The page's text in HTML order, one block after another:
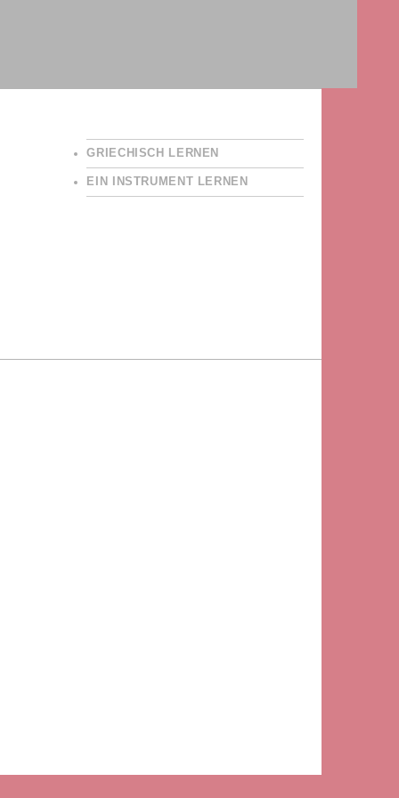
GRIECHISCH LERNEN
EIN INSTRUMENT LERNEN